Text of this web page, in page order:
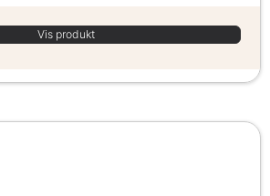
Vis produkt